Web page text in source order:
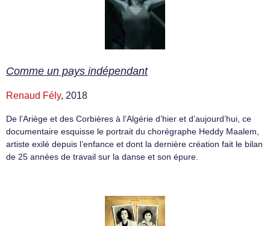
Comme un pays indépendant
Renaud Fély, 2018
De l’Ariège et des Corbières à l’Algérie d’hier et d’aujourd’hui, ce
documentaire esquisse le portrait du chorégraphe Heddy Maalem,
artiste exilé depuis l’enfance et dont la dernière création fait le bilan
de 25 années de travail sur la danse et son épure.